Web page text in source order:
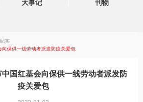
大事记 刊物
实
向保供一线劳动者派发防疫关爱包
中国红基会向保供一线劳动者派发防
疫关爱包